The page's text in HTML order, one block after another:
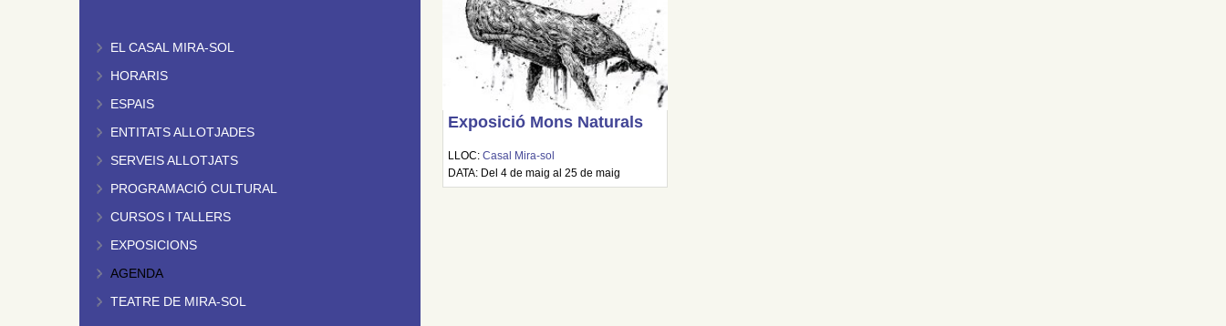
EL CASAL MIRA-SOL
HORARIS
ESPAIS
ENTITATS ALLOTJADES
SERVEIS ALLOTJATS
PROGRAMACIÓ CULTURAL
CURSOS I TALLERS
EXPOSICIONS
AGENDA
TEATRE DE MIRA-SOL
Exposició Mons Naturals
LLOC: Casal Mira-sol
DATA: Del 4 de maig al 25 de maig